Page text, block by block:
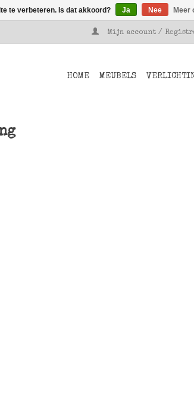
Mijn account /
HOME MEUBELS
te verbeteren. Is dat akkoord? Ja Nee Meer